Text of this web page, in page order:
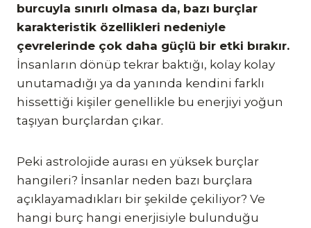
burcuyla sınırlı olmasa da, bazı burçlar
karakteristik özellikleri nedeniyle
çevrelerinde çok daha güçlü bir etki bırakır.
İnsanların dönüp tekrar baktığı, kolay kolay
unutamadığı ya da yanında kendini farklı
hissettiği kişiler genellikle bu enerjiyi yoğun
taşıyan burçlardan çıkar.
Peki astrolojide aurası en yüksek burçlar
hangileri? İnsanlar neden bazı burçlara
açıklayamadıkları bir şekilde çekiliyor? Ve
hangi burç hangi enerjisiyle bulunduğu